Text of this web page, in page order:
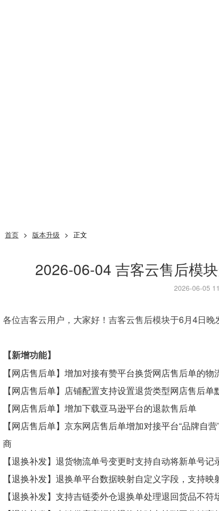
首页 > 版本升级 > 正文
2026-06-04 吉客云售后模
2026-06-05
各位吉客云用户，大家好！吉客云售后模块于6月4日
【新增功能】
【网店售后单】增加对接有赞平台换货网店售后单的物
【网店售后单】店铺配置支持设置退货类型网店售后
【网店售后单】增加下载亚马逊平台的退款售后单
【网店售后单】京东网店售后单增加对接平台“品牌自
商
【退换补发】退货物流单号变更时支持自动将新单号
【退换补发】退换单平台数据映射自定义字段，支持
【退换补发】支持吉链委外仓退换单处理退回货品不符